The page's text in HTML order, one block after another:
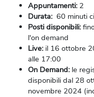
Appuntamenti: 2
Durata: 60 minuti
Posti disponibili:
l'on demand
Live: il 16 ottobre
alle 17:00
On Demand: le
disponibili dal 28
novembre 2024